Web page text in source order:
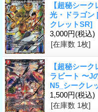
【超秘シー
光・ドラゴン
クレットSR]
3,000円(税込)
[在庫数 1枚]
【超秘シー
ラビート 〜J
N5_シークレ
1,500円(税込)
[在庫数 1枚]